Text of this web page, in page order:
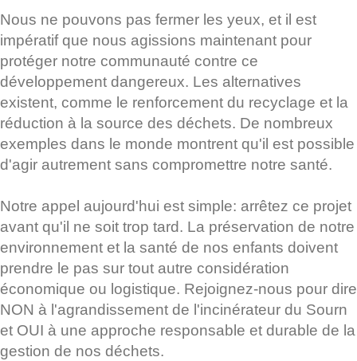
Nous ne pouvons pas fermer les yeux, et il est
impératif que nous agissions maintenant pour
protéger notre communauté contre ce
développement dangereux. Les alternatives
existent, comme le renforcement du recyclage et la
réduction à la source des déchets. De nombreux
exemples dans le monde montrent qu'il est possible
d'agir autrement sans compromettre notre santé.
Notre appel aujourd'hui est simple: arrêtez ce projet
avant qu'il ne soit trop tard. La préservation de notre
environnement et la santé de nos enfants doivent
prendre le pas sur tout autre considération
économique ou logistique. Rejoignez-nous pour dire
NON à l'agrandissement de l'incinérateur du Sourn
et OUI à une approche responsable et durable de la
gestion de nos déchets.